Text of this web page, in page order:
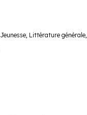
Jeunesse, Littérature générale,